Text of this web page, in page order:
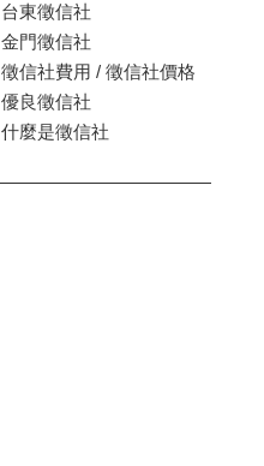
台東徵信社
金門徵信社
徵信社費用 / 徵信社價格
優良徵信社
什麼是徵信社